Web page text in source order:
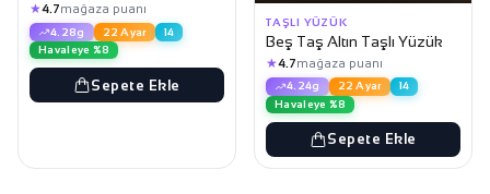
★4.7mağaza puanı
4.28g 22 Ayar
14
Havaleye %8
Sepete Ekle
TAŞLI YÜZÜK
Beş Taş Altın Taşlı Yüzük
★4.7mağaza puanı
4.24g 22 Ayar
14
Havaleye %8
Sepete Ekle